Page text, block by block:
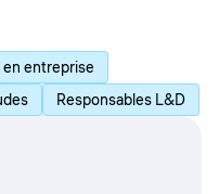
entreprise
Responsables L&D